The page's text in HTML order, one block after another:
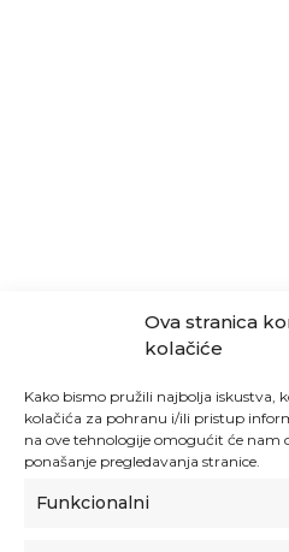
Ova stranica
kolačiće
Kako bismo pružili najbolja iskustva,
kolačića za pohranu i/ili pristup
na ove tehnologije omogućit će nam
ponašanje pregledavanja stranice.
Funkcionalni